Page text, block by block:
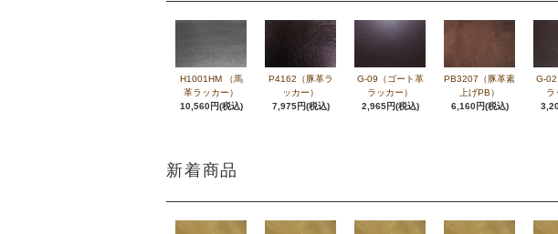
H1001HM （馬
革ラッカー）
10,560円(税込)
P4162（豚革ラ
ッカー）
7,975円(税込)
G-09（ゴート革
ラッカー）
2,965円(税込)
PB3207（豚革素
上げPB）
6,160円(税込)
G-
ラ
新着商品